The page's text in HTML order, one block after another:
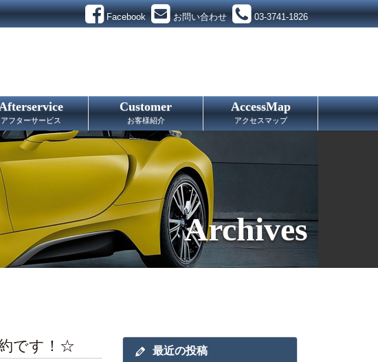
Facebook お問い合わせ 03-3741-1826
アフターサービス
Customer
お客様紹介
AccessMap
アクセスマップ
Archives
です！☆ 最近の投稿